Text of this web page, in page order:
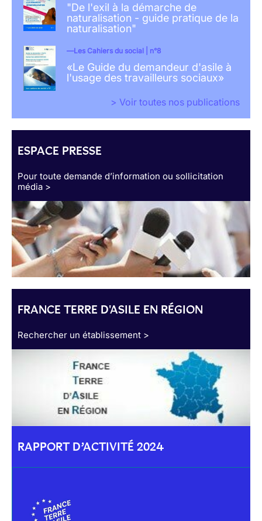
"De l'exil à la démarche de
naturalisation - guide pratique de la
naturalisation"
Les Cahiers du social | n°8
«Le Guide du demandeur d'asile à
l'usage des travailleurs sociaux»
> Voir toutes nos publications
ESPACE PRESSE
Pour toute demande d’information ou sollicitation
média >
FRANCE TERRE D'ASILE EN RÉGION
Rechercher un établissement >
RAPPORT D’ACTIVITÉ 2024